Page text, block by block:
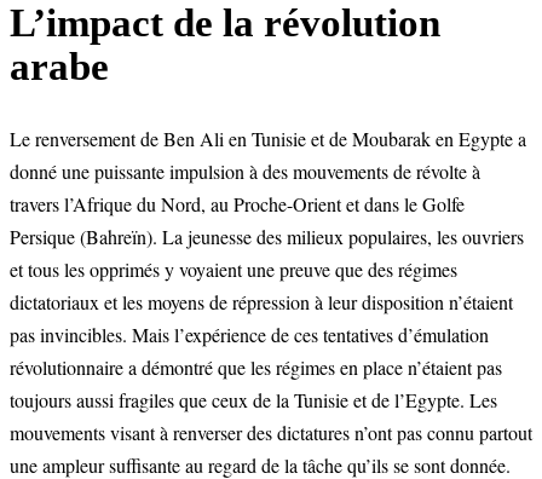
L’impact de la révolution
arabe
Le renversement de Ben Ali en Tunisie et de Moubarak en Egypte a
donné une puissante impulsion à des mouvements de révolte à
travers l’Afrique du Nord, au Proche-Orient et dans le Golfe
Persique (Bahreïn). La jeunesse des milieux populaires, les ouvriers
et tous les opprimés y voyaient une preuve que des régimes
dictatoriaux et les moyens de répression à leur disposition n’étaient
pas invincibles. Mais l’expérience de ces tentatives d’émulation
révolutionnaire a démontré que les régimes en place n’étaient pas
toujours aussi fragiles que ceux de la Tunisie et de l’Egypte. Les
mouvements visant à renverser des dictatures n’ont pas connu partout
une ampleur suffisante au regard de la tâche qu’ils se sont donnée.